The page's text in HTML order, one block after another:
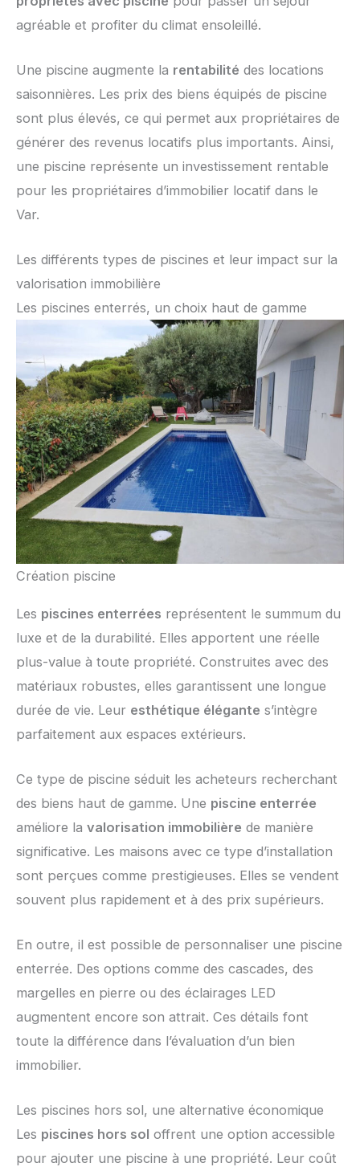
agréable et profiter du climat ensoleillé.
Une piscine augmente la rentabilité des locations
saisonnières. Les prix des biens équipés de piscine
sont plus élevés, ce qui permet aux propriétaires de
générer des revenus locatifs plus importants. Ainsi,
une piscine représente un investissement rentable
pour les propriétaires d’immobilier locatif dans le
Var.
Les différents types de piscines et leur impact sur la
valorisation immobilière
Les piscines enterrés, un choix haut de gamme
Création piscine
Les piscines enterrées représentent le summum du
luxe et de la durabilité. Elles apportent une réelle
plus-value à toute propriété. Construites avec des
matériaux robustes, elles garantissent une longue
durée de vie. Leur esthétique élégante s’intègre
parfaitement aux espaces extérieurs.
Ce type de piscine séduit les acheteurs recherchant
des biens haut de gamme. Une piscine enterrée
améliore la valorisation immobilière de manière
significative. Les maisons avec ce type d’installation
sont perçues comme prestigieuses. Elles se vendent
souvent plus rapidement et à des prix supérieurs.
En outre, il est possible de personnaliser une piscine
enterrée. Des options comme des cascades, des
margelles en pierre ou des éclairages LED
augmentent encore son attrait. Ces détails font
toute la différence dans l’évaluation d’un bien
immobilier.
Les piscines hors sol, une alternative économique
Les piscines hors sol offrent une option accessible
pour ajouter une piscine à une propriété. Leur coût